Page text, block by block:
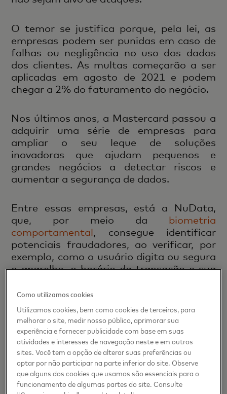
O temor se justifica porque, pela lei, as
empresas podem ser punidas em caso de
falhas ou negligência no uso dos dados
dos clientes. As multas começarão a ser
aplicadas em agosto de 2021 e podem
chegar a 2% do faturamento do negócio.
Nos últimos anos, a Mastercard passou a
adquirir uma série de empresas para
ampliar o seu leque de soluções
inovadoras que ajudam pequenos e
grandes negócios a detectar riscos e
aumentar a segurança de dados.
Entre essas empresas, está a NuData,
que, por meio da biometria
comportamental, consegue identificar
potenciais fraudadores, ao verificar, por
exemplo, como o usuário digita ou segura
o aparelho, o horário da transação e sua
e garantindo uma melhor experiência ao
consumidor.
Analisando grandes volumes de dados,
americana Brighterion, outra empresa da
Mastercard, utiliza inteligência artificial
para prevenção de fraudes, análise de
negócios e predição de comportamento
Como utilizamos cookies
Utilizamos cookies, bem como cookies de terceiros, para
melhorar o site, medir nosso público, aprimorar sua
experiência e fornecer publicidade com base em suas
atividades e interesses de navegação neste e em outros
sites. Você tem a opção de alterar suas preferências ou
optar por não participar na parte inferior do site. Observe
que alguns dos cookies que usamos são essenciais para o
funcionamento de algumas partes do site. Consulte